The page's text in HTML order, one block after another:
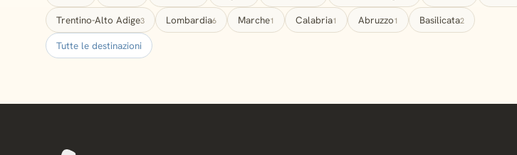
Trentino-Alto Adige3 Lombardia6 Marche1 Calabria1 Abruzzo1 Basilicata2
Tutte le destinazioni